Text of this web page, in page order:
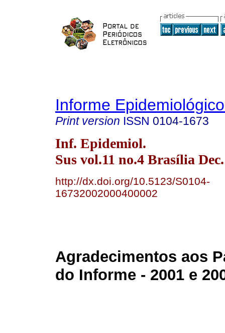
Informe
Print version ISSN 0104-1673
Inf. Epidemiol.
Sus vol.11 no.4 Brasília
http://dx.doi.org/10.5123/S0104-
16732002000400002
Agradecimentos aos
do Informe - 2001 e